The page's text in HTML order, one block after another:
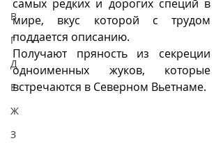
В
Г
Д
Е
Ж
З
самых редких и дорогих специй в
мире, вкус которой с трудом
поддается описанию.
Получают пряность из секреции
одноименных жуков, которые
встречаются в Северном Вьетнаме.